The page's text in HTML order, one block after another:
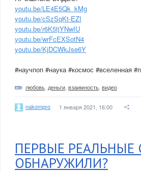
youtu.be/LE4E5Qk_kMg
youtu.be/cSzSqKt-EZI
youtu.be/r6K5tjYNwIU
youtu.be/wrFcEXSotN4
youtu.be/KjDCWkJse6Y
#научпоп #наука #космос #вселенная
любовь деньги взаимность видео
nakompro 1 января 2021, 16:00
ПЕРВЫЕ
ОБНАРУЖИЛИ?